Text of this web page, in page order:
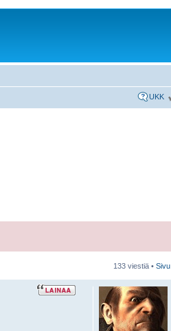
UKK
133 viestiä • Sivu